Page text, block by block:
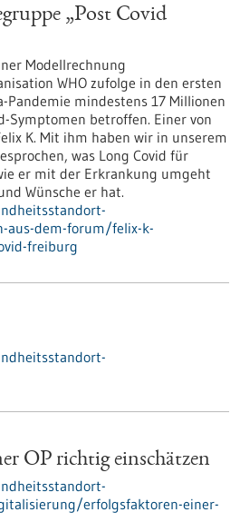
„Post Covid
Modellrechnung
WHO zufolge in den ersten
Pandemie mindestens 17 Millionen
Symptomen betroffen. Einer von
K. Mit ihm haben wir in unserem
was Long Covid für
er mit der Erkrankung umgeht
Wünsche er hat.
dem-forum/felix-k-
freiburg
OP richtig einschätzen
erfolgsfaktoren-einer-